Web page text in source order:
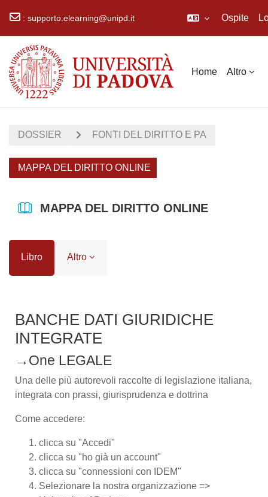
: supporto.elearning@unipd.it Ospite
Home Altro
DOSSIER FONTI DEL DIRITTO E PA
MAPPA DEL DIRITTO ONLINE
MAPPA DEL DIRITTO ONLINE
Libro Altro
BANCHE DATI GIURIDICHE
INTEGRATE
→One LEGALE
Una delle più autorevoli raccolte di legislazione italiana,
integrata con prassi, giurisprudenza e dottrina
Come accedere:
clicca su "Accedi"
clicca su "ho già un account"
clicca su "connessioni con IDEM"
Selezionare la nostra organizzazione =>